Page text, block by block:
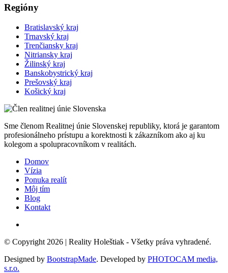
Regióny
Bratislavský kraj
Trnavský kraj
Trenčiansky kraj
Nitriansky kraj
Žilinský kraj
Banskobystrický kraj
Prešovský kraj
Košický kraj
Sme členom Realitnej únie Slovenskej republiky, ktorá je garantom
profesionálneho prístupu a korektnosti k zákazníkom ako aj ku
kolegom a spolupracovníkom v realitách.
Domov
Vízia
Ponuka realít
Môj tím
Blog
Kontakt
© Copyright 2026 | Reality Holeštiak - Všetky práva vyhradené.
Designed by BootstrapMade. Developed by PHOTOCAM media,
s.r.o.